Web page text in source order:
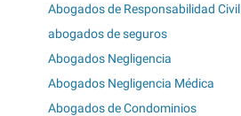
Abogados de Responsabilidad Civil
abogados de seguros
Abogados Negligencia
Abogados Negligencia Médica
Abogados de Condominios